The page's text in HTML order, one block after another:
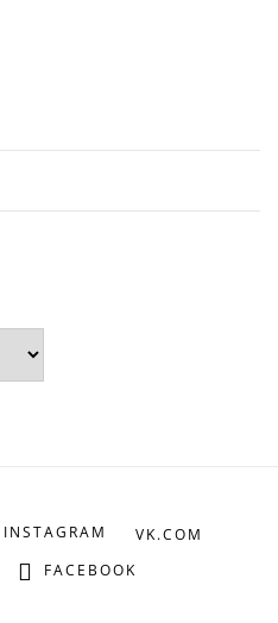
INSTAGRAM
VK.COM
FACEBOOK